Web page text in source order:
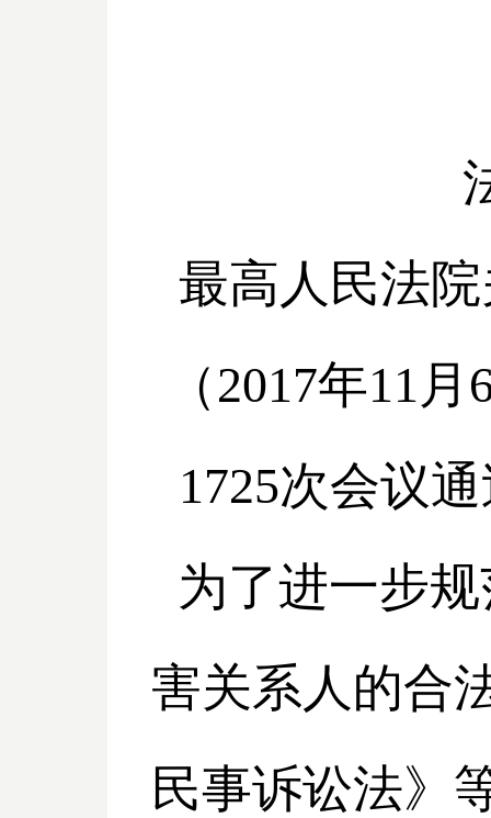
最高人民法
（2017年11
1725次会议
为了进一步
害关系人的合
民事诉讼法》